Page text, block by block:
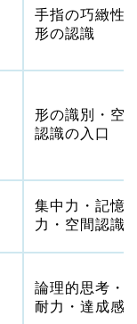
手指の巧緻性
形の認識
形の識別・空
認識の入口
集中力・記憶
力・空間認識
論理的思考・
耐力・達成感